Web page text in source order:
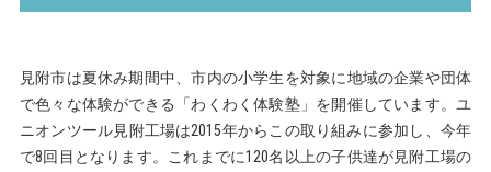
見附市は夏休み期間中、市内の小学生を対象に地域の企業や団体
で色々な体験ができる「わくわく体験塾」を開催しています。ユ
ニオンツール見附工場は2015年からこの取り組みに参加し、今年
で8回目となります。これまでに120名以上の子供達が見附工場の